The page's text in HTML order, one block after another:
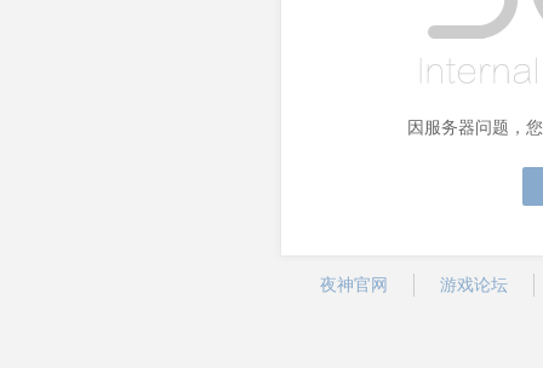
因服务器问题，
夜神官网 游戏论坛